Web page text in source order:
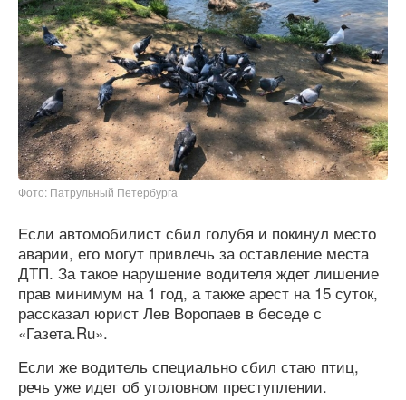
Фото: Патрульный Петербурга
Если автомобилист сбил голубя и покинул место
аварии, его могут привлечь за оставление места
ДТП. За такое нарушение водителя ждет лишение
прав минимум на 1 год, а также арест на 15 суток,
рассказал юрист Лев Воропаев в беседе с
«Газета.Ru».
Если же водитель специально сбил стаю птиц,
речь уже идет об уголовном преступлении.